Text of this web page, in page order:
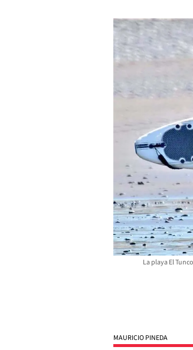
La playa El
MAURICIO PINEDA